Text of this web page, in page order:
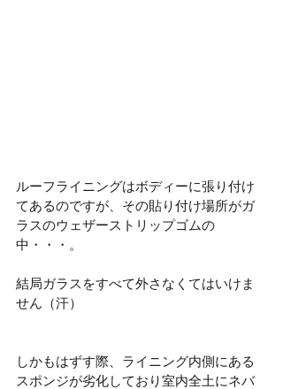
ルーフライニングはボディーに張り付け
てあるのですが、その貼り付け場所がガ
ラスのウェザーストリップゴムの
中・・・。
結局ガラスをすべて外さなくてはいけま
せん（汗）
しかもはずす際、ライニング内側にある
スポンジが劣化しており室内全土にネバ